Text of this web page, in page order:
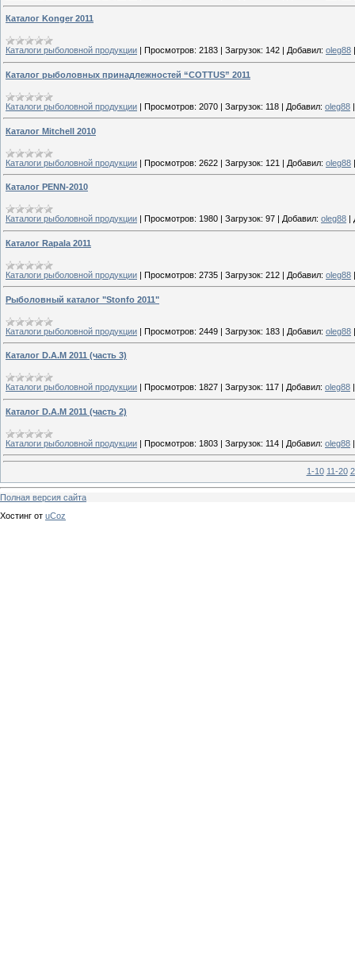
Каталог Konger 2011
Каталоги рыболовной продукции Просмотров: 2183 Загрузок: 142 Добавил: oleg88
Каталог рыболовных принадлежностей “COTTUS” 2011
Каталоги рыболовной продукции | Просмотров: 2070 | Загрузок: 118 | Добавил: oleg88
Каталог Mitchell 2010
Каталоги рыболовной продукции | Просмотров: 2622 | Загрузок: 121 | Добавил: oleg88
Каталог PENN-2010
Каталоги рыболовной продукции Просмотров: 1980 Загрузок: 97 Добавил: oleg88
Каталог Rapala 2011
Каталоги рыболовной продукции | Просмотров: 2735 | Загрузок: 212 | Добавил: oleg88
Рыболовный каталог "Stonfo 2011"
Каталоги рыболовной продукции | Просмотров: 2449 | Загрузок: 183 | Добавил: oleg88
Каталог D.A.M 2011 (часть 3)
Каталоги рыболовной продукции | Просмотров: 1827 | Загрузок: 117 | Добавил: oleg88
Каталог D.A.M 2011 (часть 2)
Каталоги рыболовной продукции | Просмотров: 1803 | Загрузок: 114 | Добавил: oleg88
1-10 11-20
Полная версия сайта
Хостинг от uCoz